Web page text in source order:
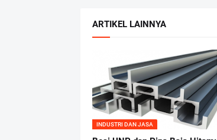
ARTIKEL LAINNYA
INDUSTRI DAN JASA